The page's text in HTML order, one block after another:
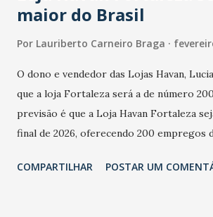
maior do Brasil
Por Lauriberto Carneiro Braga
O dono e vendedor das Lojas Havan,
que a loja Fortaleza será a de número
previsão é que a Loja Havan Fortaleza
final de 2026, oferecendo 200 empregos
Havan Fortaleza ainda não foi anunciada
COMPARTILHAR POSTAR UM